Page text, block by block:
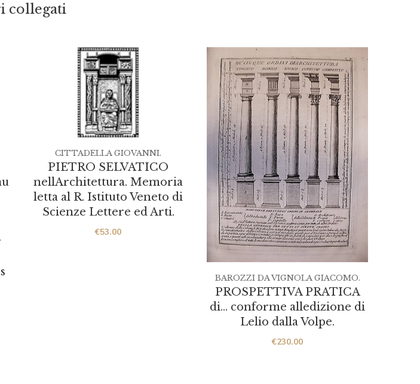
collegati
PIETRO SELVATICO
nellArchitettura. Memoria
letta al R. Istituto Veneto di
Scienze Lettere ed Arti.
€53.00
CITTADELLA GIOVANNI.
PROSPETTIVA PRATICA
di… conforme alledizione di
Lelio dalla Volpe.
€230.00
BAROZZI DA VIGNOLA GIACOMO.